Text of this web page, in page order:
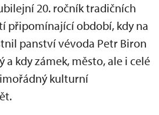
20. ročník tradičních
připomínající období, kdy na
panství vévoda Petr Biron
a kdy zámek, město, ale i celé
kulturní